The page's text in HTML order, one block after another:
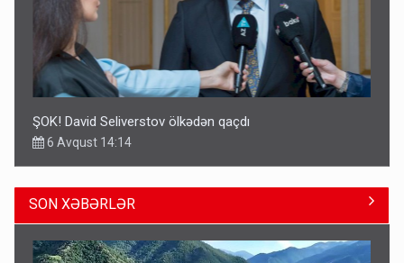
ŞOK! David Seliverstov ölkədən qaçdı
6 Avqust 14:14
SON XƏBƏRLƏR